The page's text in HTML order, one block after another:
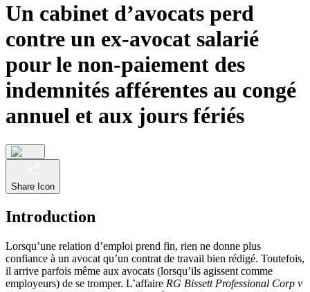
Un cabinet d’avocats perd
contre un ex-avocat salarié
pour le non-paiement des
indemnités afférentes au congé
annuel et aux jours fériés
Share Icon
Introduction
Lorsqu’une relation d’emploi prend fin, rien ne donne plus
confiance à un avocat qu’un contrat de travail bien rédigé. Toutefois,
il arrive parfois même aux avocats (lorsqu’ils agissent comme
employeurs) de se tromper. L’affaire RG Bissett Professional Corp v